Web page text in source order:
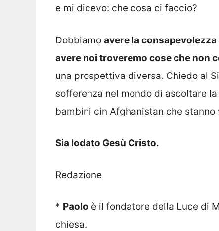
e mi dicevo: che cosa ci faccio?
Dobbiamo avere la consapevolezza
avere noi troveremo cose che non
una prospettiva diversa. Chiedo al
sofferenza nel mondo di ascoltare
bambini cin Afghanistan che stanno
Sia lodato Gesù Cristo.
Redazione
* Paolo è il fondatore della Luce di
chiesa.